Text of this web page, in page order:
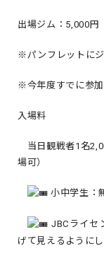
出場ジム：5,000円
※パンフレットにジ
※今年度すでに参加
入場料
当日観戦者1名
場可）
小中学生：
JBCライセ
げて見えるようにし